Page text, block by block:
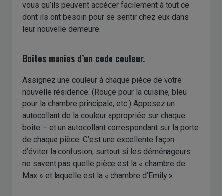
vous qu’ils peuvent accéder facilement à tout ce
dont ils ont besoin pour se sentir chez eux dans
leur nouvelle demeure.
Boîtes munies d’un code couleur.
Assignez une couleur à chaque pièce de votre
nouvelle résidence. (Rouge pour la cuisine, bleu
pour la chambre principale, etc.) Apposez un
autocollant de la couleur appropriée sur chaque
boîte – et un autocollant correspondant sur la porte
de chaque pièce. C’est une excellente façon
d’éviter la confusion, surtout si les déménageurs
ne savent pas quelle pièce est la « chambre de
Max » et laquelle est la « chambre d’Emily ».